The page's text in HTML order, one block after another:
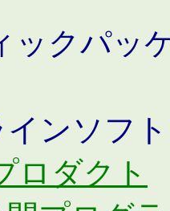
ックパッ
ンソフ
ロダクト